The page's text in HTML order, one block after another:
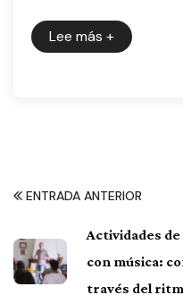
Lee más +
ENTRADA ANTERIOR
Actividades
con música:
través del